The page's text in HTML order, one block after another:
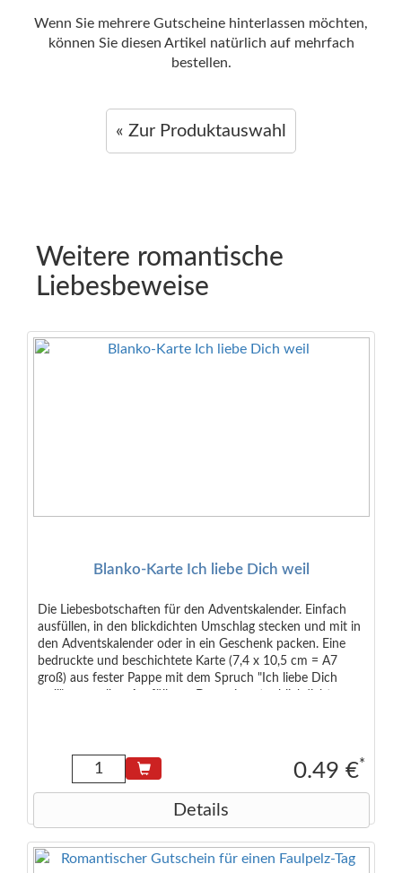
Wenn Sie mehrere Gutscheine hinterlassen möchten,
können Sie diesen Artikel natürlich auf mehrfach
bestellen.
« Zur Produktauswahl
Weitere romantische
Liebesbeweise
Blanko-Karte Ich liebe Dich weil
Die Liebesbotschaften für den Adventskalender. Einfach
ausfüllen, in den blickdichten Umschlag stecken und mit in
den Adventskalender oder in ein Geschenk packen. Eine
bedruckte und beschichtete Karte (7,4 x 10,5 cm = A7
groß) aus fester Pappe mit dem Spruch "Ich liebe Dich
0.49 €*
Details